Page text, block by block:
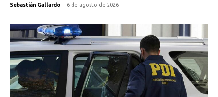
Sebastián Gallardo - 6 de agosto de 2026